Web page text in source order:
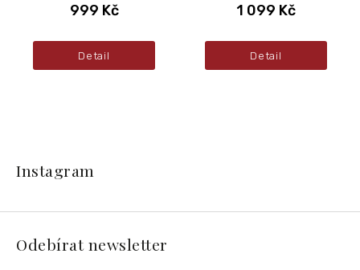
999 Kč
Detail
1 099 Kč
Detail
t
Instagram
Odebírat newsletter